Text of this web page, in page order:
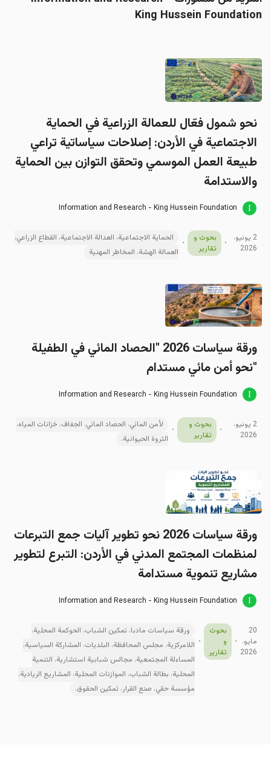
King Hussein Foundation
نحو شمول فعّال للعمالة الزراعية في الحماية
الاجتماعية في الأردن: إصلاحات سياساتية تراعي
طبيعة العمل الموسمي وتحقق التوازن بين الحماية
والاستدامة
Information and Research - King Hussein Foundation
2 يونيو،
2026
بحوث و
تقارير
الحماية الاجتماعية، العدالة الاجتماعية، القطاع الزراعي،
العمالة الهشة، المخاطر المهنية
ورقة سياسات 2026 "الحصاد المائي في الطفيلة
"نحو أمن مائي مستدام
Information and Research - King Hussein Foundation
2 يونيو،
2026
بحوث و
تقارير
لأمن المائي، الحصاد المائي، الجفاف، خزانات المياه،
الثروة الحيوانية.
ورقة سیاسات 2026 نحو تطوير آليات جمع التبرعات
لمنظمات المجتمع المدني في الأردن: التبرع لتطوير
مشاريع تنموية مستدامة
Information and Research - King Hussein Foundation
20
مايو،
2026
بحوث
و
تقارير
ورقة سياسات مادبا، تمكين الشباب، الحوكمة المحلية،
اللامركزية، مجلس المحافظة، البلديات، المشاركة السياسية،
المساءلة المجتمعية، مجالس شبابية استشارية، التنمية
المحلية، بطالة الشباب، الموازنات المحلية، المشاريع الريادية،
مؤسسة حقي، صنع القرار، تمكين الحقوق.